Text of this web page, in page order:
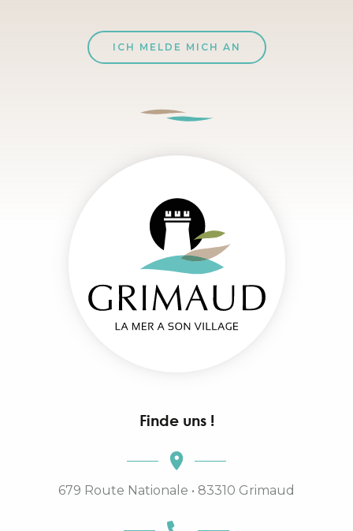
ICH MELDE MICH AN
Finde uns !
679 Route Nationale • 83310 Grimaud